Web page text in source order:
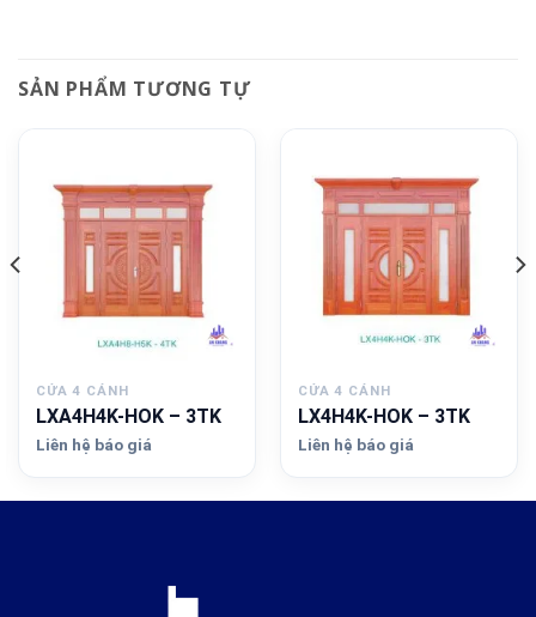
SẢN PHẨM TƯƠNG TỰ
CỬA 4 CÁNH
LXA4H4K-HOK – 3TK
Liên hệ báo giá
CỬA 4 CÁNH
LX4H4K-HOK – 3TK
Liên hệ báo giá